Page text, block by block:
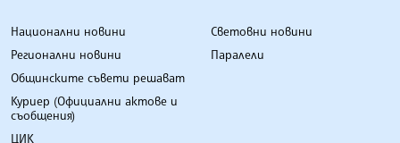
Национални новини
Регионални новини
Общинските съвети решават
Куриер (Официални актове и
съобщения)
ЦИК
Световни новини
Паралели